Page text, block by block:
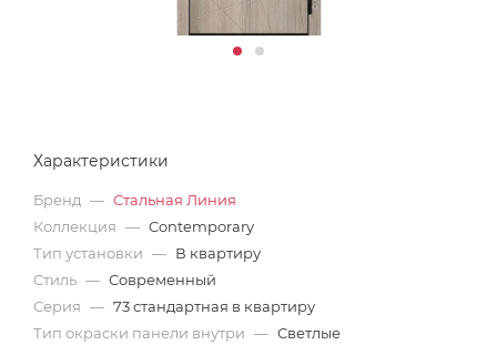
Характеристики
Бренд — Стальная Линия
Коллекция — Contemporary
Тип установки — В квартиру
Стиль — Современный
Серия — 73 стандартная в квартиру
Тип окраски панели внутри — Светлые